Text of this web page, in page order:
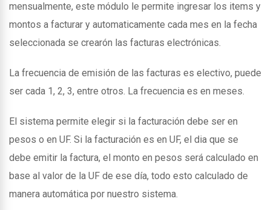
mensualmente, este módulo le permite ingresar los items y
montos a facturar y automaticamente cada mes en la fecha
seleccionada se crearón las facturas electrónicas.
La frecuencia de emisión de las facturas es electivo, puede
ser cada 1, 2, 3, entre otros. La frecuencia es en meses.
El sistema permite elegir si la facturación debe ser en
pesos o en UF. Si la facturación es en UF, el dia que se
debe emitir la factura, el monto en pesos será calculado en
base al valor de la UF de ese día, todo esto calculado de
manera automática por nuestro sistema.